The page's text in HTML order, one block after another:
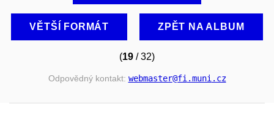
VĚTŠÍ FORMÁT ZPĚT NA ALBUM
(19 / 32)
Odpovědný kontakt: webmaster@fi.muni.cz